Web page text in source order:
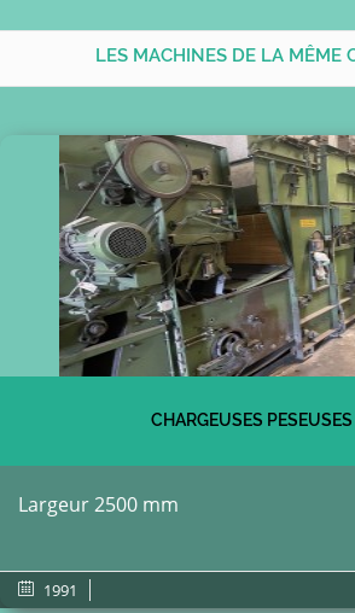
LES MACHINES DE LA MÊME
CHARGEUSES
Largeur 2500 mm
1991